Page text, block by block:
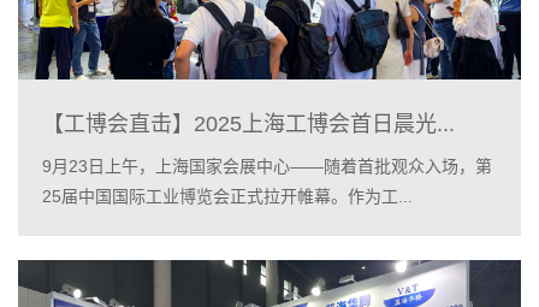
【工博会直击】2025上海工博会首日晨光...
9月23日上午，上海国家会展中心——随着首批观众入场，第
25届中国国际工业博览会正式拉开帷幕。作为工...